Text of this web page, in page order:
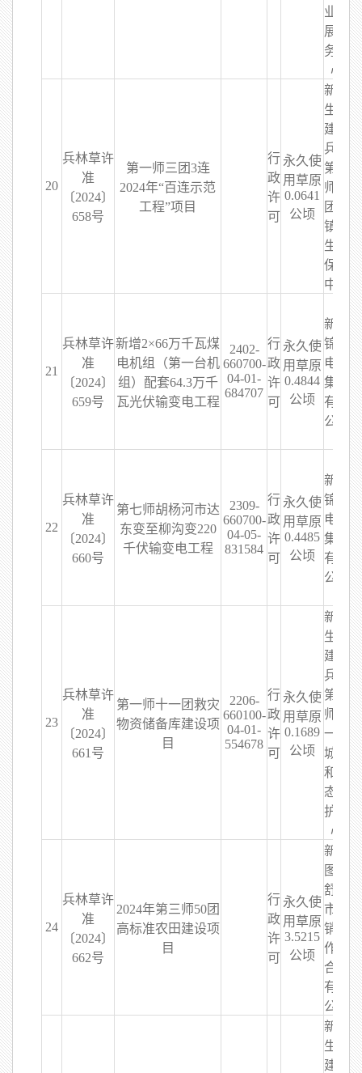
业发
展服
务中
心
20
兵林草许
准
〔2024〕
658号
第一师三团3连
2024年“百连示范
工程”项目
行
政
许
可
永久使
用草原
0.0641
公顷
新疆
生产
建设
兵团
第一
师三
团城
镇和
生态
保护
中心
21
兵林草许
准
〔2024〕
659号
新增2×66万千瓦煤
电机组（第一台机
组）配套64.3万千
瓦光伏输变电工程
2402-
660700-
04-01-
684707
行
政
许
可
永久使
用草原
0.4844
公顷
新疆
锦龙
电力
集团
有限
公司
22
兵林草许
准
〔2024〕
660号
第七师胡杨河市达
东变至柳沟变220
千伏输变电工程
2309-
660700-
04-05-
831584
行
政
许
可
永久使
用草原
0.4485
公顷
新疆
锦龙
电力
集团
有限
公司
23
兵林草许
准
〔2024〕
661号
第一师十一团救灾
物资储备库建设项
目
2206-
660100-
04-01-
554678
行
政
许
可
永久使
用草原
0.1689
公顷
新疆
生产
建设
兵团
第一
师十
一团
城镇
和生
态保
护中
心
24
兵林草许
准
〔2024〕
662号
2024年第三师50团
高标准农田建设项
目
行
政
许
可
永久使
用草原
3.5215
公顷
新疆
图木
舒克
市供
销合
作联
合社
有限
公司
新疆
生产
建设